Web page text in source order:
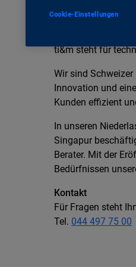
ti&m steht für
Wir sind
Innovation und
Kunden effizient
In unseren
Singapur
Berater. Mit der
Bedürfnissen
Kontakt
Für Fragen steht
Tel. 044 497 75 00
Cookie-Einstellungen